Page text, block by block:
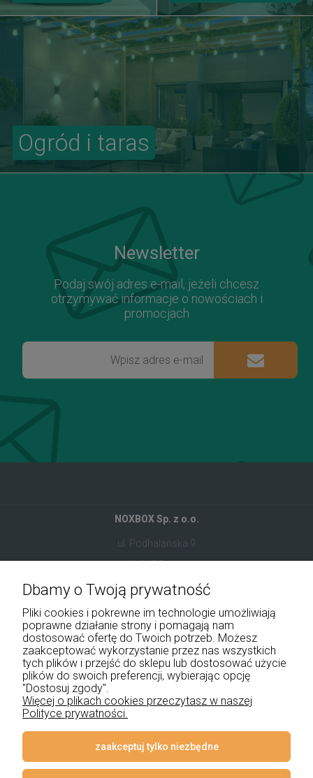
Ogród i taras
Newsletter
Podaj swój adres e-mail, jeżeli chcesz
otrzymywać informacje o nowościach i
promocjach
NOXBOX Sp. z o.o.
ul. Podhalańska 9
41-907 Bytom
+48 534 555 344
sklep@noxbox.pl
Pomoc
Płatności i dostawa
Informacje
Dbamy o Twoją prywatność
Pliki cookies i pokrewne im technologie umożliwiają
poprawne działanie strony i pomagają nam
dostosować ofertę do Twoich potrzeb. Możesz
zaakceptować wykorzystanie przez nas wszystkich
tych plików i przejść do sklepu lub dostosować użycie
plików do swoich preferencji, wybierając opcję
"Dostosuj zgody".
Więcej o plikach cookies przeczytasz w naszej
Polityce prywatności.
zaakceptuj tylko niezbędne